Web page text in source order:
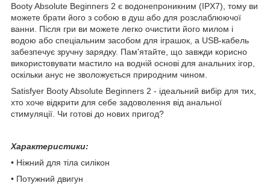
Booty Absolute Beginners 2 є водонепроникним (IPX7), тому ви
можете брати його з собою в душ або для розслаблюючої
ванни. Після гри ви можете легко очистити його милом і
водою або спеціальним засобом для іграшок, а USB-кабель
забезпечує зручну зарядку. Пам'ятайте, що завжди корисно
використовувати мастило на водній основі для анальних ігор,
оскільки анус не зволожується природним чином.
Satisfyer Booty Absolute Beginners 2 - ідеальний вибір для тих,
хто хоче відкрити для себе задоволення від анальної
стимуляції. Чи готові до нових пригод?
Характеристики:
• Ніжний для тіла силікон
• Потужний двигун